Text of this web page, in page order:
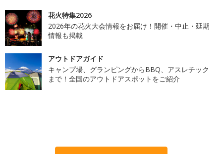
花火特集2026
2026年の花火大会情報をお届け！開催・中止・延期
情報も掲載
アウトドアガイド
キャンプ場、グランピングからBBQ、アスレチック
まで！全国のアウトドアスポットをご紹介